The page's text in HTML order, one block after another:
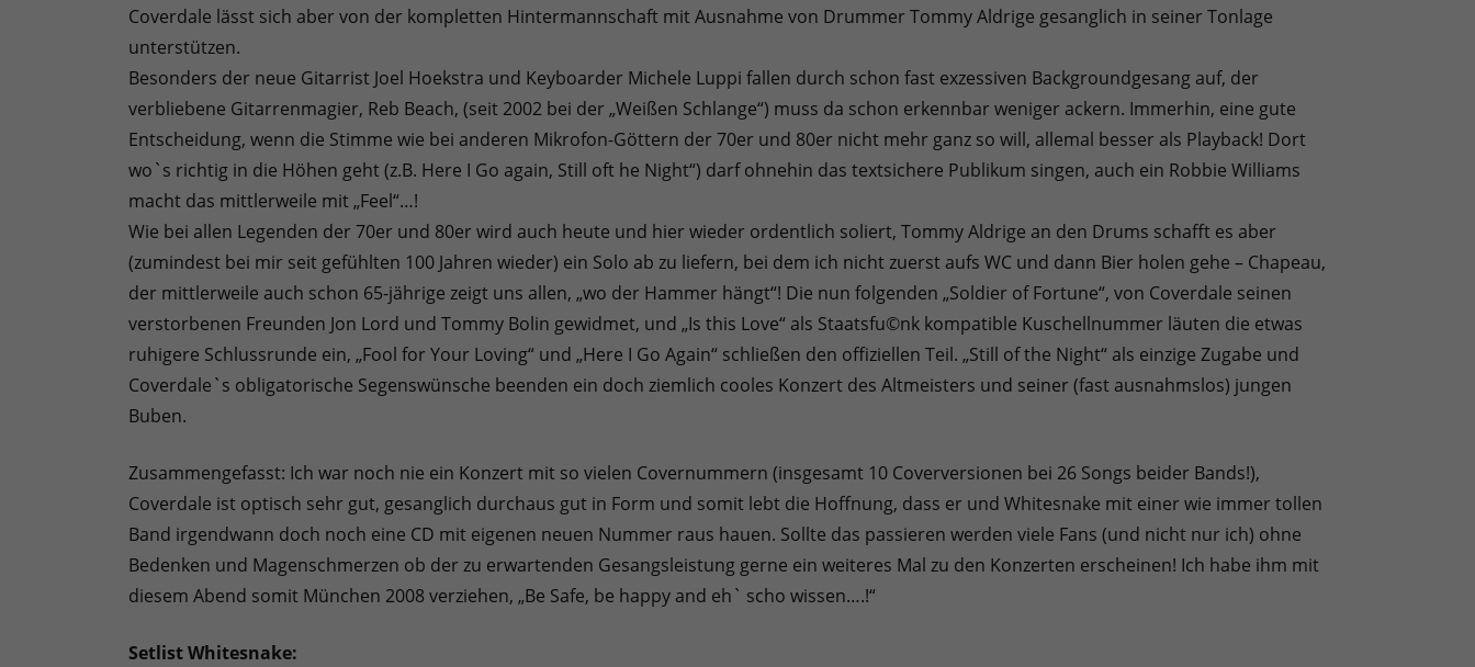
Coverdale lässt sich aber von der kompletten Hintermannschaft mit Ausnahme von Drummer Tommy Aldrige gesanglich in seiner Tonlage
unterstützen.
Besonders der neue Gitarrist Joel Hoekstra und Keyboarder Michele Luppi fallen durch schon fast exzessiven Backgroundgesang auf, der
verbliebene Gitarrenmagier, Reb Beach, (seit 2002 bei der „Weißen Schlange“) muss da schon erkennbar weniger ackern. Immerhin, eine gute
Entscheidung, wenn die Stimme wie bei anderen Mikrofon-Göttern der 70er und 80er nicht mehr ganz so will, allemal besser als Playback! Dort
wo`s richtig in die Höhen geht (z.B. Here I Go again, Still oft he Night“) darf ohnehin das textsichere Publikum singen, auch ein Robbie Williams
macht das mittlerweile mit „Feel“…!
Wie bei allen Legenden der 70er und 80er wird auch heute und hier wieder ordentlich soliert, Tommy Aldrige an den Drums schafft es aber
(zumindest bei mir seit gefühlten 100 Jahren wieder) ein Solo ab zu liefern, bei dem ich nicht zuerst aufs WC und dann Bier holen gehe – Chapeau,
der mittlerweile auch schon 65-jährige zeigt uns allen, „wo der Hammer hängt“! Die nun folgenden „Soldier of Fortune“, von Coverdale seinen
verstorbenen Freunden Jon Lord und Tommy Bolin gewidmet, und „Is this Love“ als Staatsfu©nk kompatible Kuschellnummer läuten die etwas
ruhigere Schlussrunde ein, „Fool for Your Loving“ und „Here I Go Again“ schließen den offiziellen Teil. „Still of the Night“ als einzige Zugabe und
Coverdale`s obligatorische Segenswünsche beenden ein doch ziemlich cooles Konzert des Altmeisters und seiner (fast ausnahmslos) jungen
Buben.
Zusammengefasst: Ich war noch nie ein Konzert mit so vielen Covernummern (insgesamt 10 Coverversionen bei 26 Songs beider Bands!),
Coverdale ist optisch sehr gut, gesanglich durchaus gut in Form und somit lebt die Hoffnung, dass er und Whitesnake mit einer wie immer tollen
Band irgendwann doch noch eine CD mit eigenen neuen Nummer raus hauen. Sollte das passieren werden viele Fans (und nicht nur ich) ohne
Bedenken und Magenschmerzen ob der zu erwartenden Gesangsleistung gerne ein weiteres Mal zu den Konzerten erscheinen! Ich habe ihm mit
diesem Abend somit München 2008 verziehen, „Be Safe, be happy and eh` scho wissen….!“
Setlist Whitesnake: